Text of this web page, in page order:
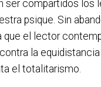
ser compartidos los
psique. Sin
que el lector
la
el totalitarismo.